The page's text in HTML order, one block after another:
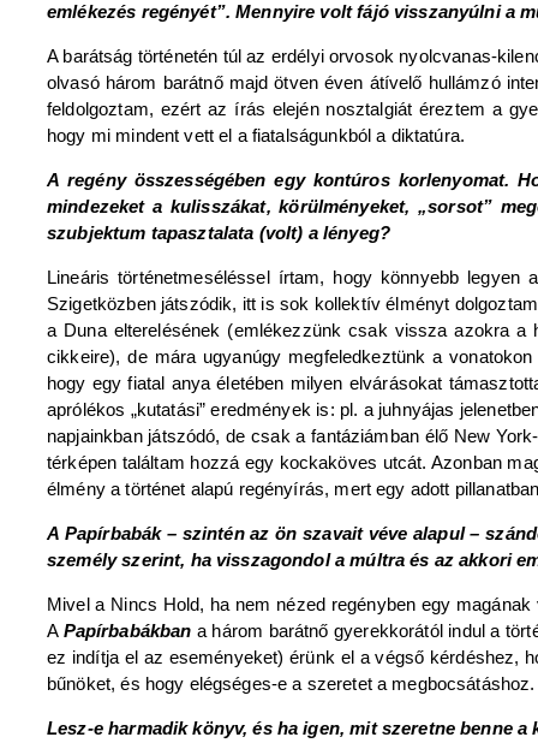
emlékezés regényét”. Mennyire volt fájó visszanyúlni a
A barátság történetén túl az erdélyi orvosok nyolcvanas-
olvasó három barátnő majd ötven éven átívelő hullámzó
feldolgoztam, ezért az írás elején nosztalgiát éreztem a
hogy mi mindent vett el a fiatalságunkból a diktatúra.
A regény összességében egy kontúros korlenyomat.
mindezeket a kulisszákat, körülményeket, „sorsot”
szubjektum tapasztalata (volt) a lényeg?
Lineáris történetmeséléssel írtam, hogy könnyebb
Szigetközben játszódik, itt is sok kollektív élményt
a Duna elterelésének (emlékezzünk csak vissza azokra
cikkeire), de mára ugyanúgy megfeledkeztünk a
hogy egy fiatal anya életében milyen elvárásokat
aprólékos „kutatási” eredmények is: pl. a juhnyájas
napjainkban játszódó, de csak a fantáziámban élő New
térképen találtam hozzá egy kockaköves utcát. Azonban
élmény a történet alapú regényírás, mert egy adott
A Papírbabák – szintén az ön szavait véve alapul –
személy szerint, ha visszagondol a múltra és az akkori
Mivel a Nincs Hold, ha nem nézed regényben egy
A Papírbabákban a három barátnő gyerekkorától indul a
ez indítja el az eseményeket) érünk el a végső kérdéshez,
bűnöket, és hogy elégséges-e a szeretet a megbocsátáshoz.
Lesz-e harmadik könyv, és ha igen, mit szeretne benne